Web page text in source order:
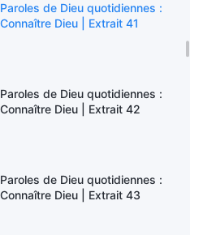
Paroles de Dieu quotidiennes :
Connaître Dieu | Extrait 41
Paroles de Dieu quotidiennes :
Connaître Dieu | Extrait 42
Paroles de Dieu quotidiennes :
Connaître Dieu | Extrait 43